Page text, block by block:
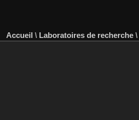
Accueil \ Laboratoires de recherche \